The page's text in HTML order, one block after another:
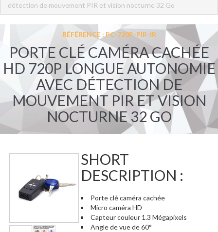
détection de mouvement PIR et vision nocturne 32 Go
RÉFÉRENCE : PC-720P-PIR-IR
PORTE CLÉ CAMÉRA CACHÉE
HD 720P LONGUE AUTONOMIE
AVEC DÉTECTION DE
MOUVEMENT PIR ET VISION
NOCTURNE 32 GO
SHORT
DESCRIPTION :
Porte clé caméra cachée
Micro caméra HD
Capteur couleur 1.3 Mégapixels
Angle de vue de 60°